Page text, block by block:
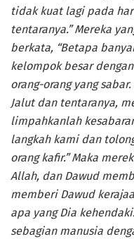
tidak kuat lagi pada
tentaranya.” Mereka
berkata, “Betapa
kelompok besar
orang-orang yang
Jalut dan tentaranya,
limpahkanlah
langkah kami dan
orang kafir.” Maka
Allah, dan Dawud
memberi Dawud
apa yang Dia
sebagian manusia